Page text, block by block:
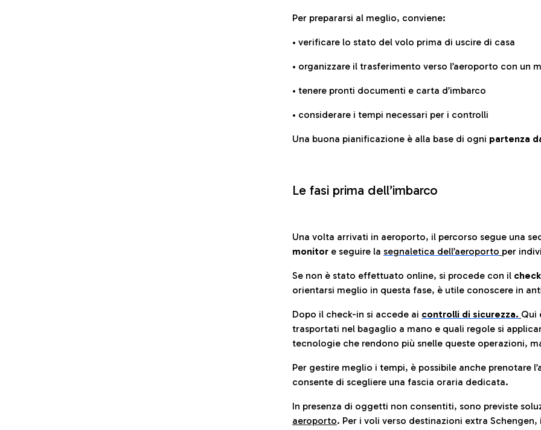
Per prepararsi al meglio, conviene:
• verificare lo stato del volo prima di uscire di casa
• organizzare il trasferimento verso l’aeroporto con un
• tenere pronti documenti e carta d’imbarco
• considerare i tempi necessari per i controlli
Una buona pianificazione è alla base di ogni partenza
Le fasi prima dell’imbarco
Una volta arrivati in aeroporto, il percorso segue una
monitor e seguire la segnaletica dell’aeroporto per
Se non è stato effettuato online, si procede con il
orientarsi meglio in questa fase, è utile conoscere in
Dopo il check-in si accede ai controlli di sicurezza. Qui
trasportati nel bagaglio a mano e quali regole si
tecnologie che rendono più snelle queste operazioni,
Per gestire meglio i tempi, è possibile anche prenotare
consente di scegliere una fascia oraria dedicata.
In presenza di oggetti non consentiti, sono previste
aeroporto. Per i voli verso destinazioni extra